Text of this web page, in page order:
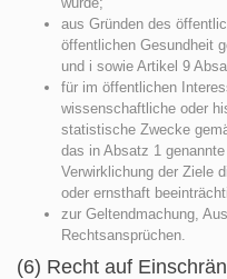
aus Gründen des
öffentlichen Gesundheit
und i sowie Artikel 9
für im öffentlichen
wissenschaftliche oder
statistische Zwecke
das in Absatz 1
Verwirklichung der Ziele
oder ernsthaft
zur Geltendmachung,
Rechtsansprüchen.
(6) Recht auf